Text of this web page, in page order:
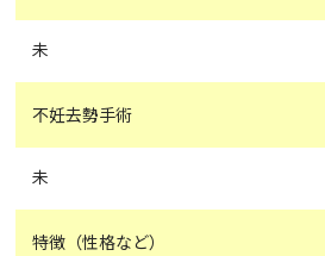
未
不妊去勢手術
未
特徴（性格など）